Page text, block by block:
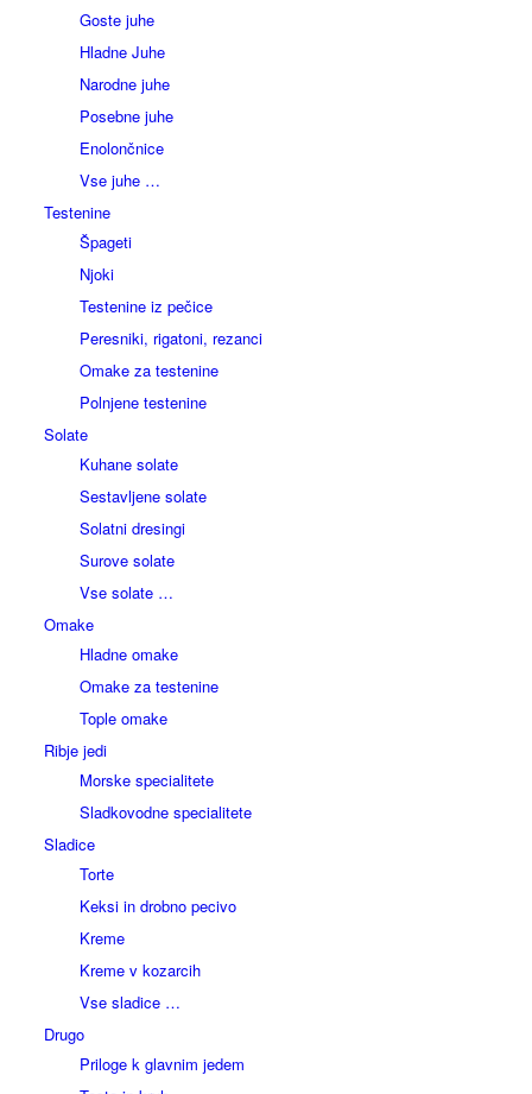
Goste juhe
Hladne Juhe
Narodne juhe
Posebne juhe
Enolončnice
Vse juhe …
Testenine
Špageti
Njoki
Testenine iz pečice
Peresniki, rigatoni, rezanci
Omake za testenine
Polnjene testenine
Solate
Kuhane solate
Sestavljene solate
Solatni dresingi
Surove solate
Vse solate …
Omake
Hladne omake
Omake za testenine
Tople omake
Ribje jedi
Morske specialitete
Sladkovodne specialitete
Sladice
Torte
Keksi in drobno pecivo
Kreme
Kreme v kozarcih
Vse sladice …
Drugo
Priloge k glavnim jedem